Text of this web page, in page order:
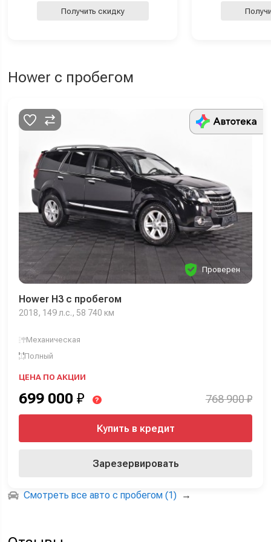
Получить скидку
Hower с пробегом
Проверен
Hower H3 с пробегом
2018, 149 л.с., 58 740 км
Механическая
Полный
ЦЕНА ПО АКЦИИ
699 000 ₽ ? 768 900 ₽
Купить в кредит
Зарезервировать
Смотреть все авто с пробегом (1) →